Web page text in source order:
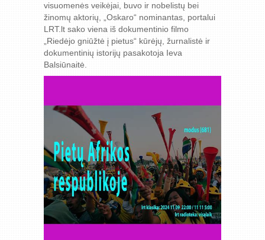
visuomenės veikėjai, buvo ir nobelistų bei
žinomų aktorių, „Oskaro“ nominantas, portalui
LRT.lt sako viena iš dokumentinio filmo
„Riedėjo gniūžtė į pietus“ kūrėjų, žurnalistė ir
dokumentinių istorijų pasakotoja Ieva
Balsiūnaitė.